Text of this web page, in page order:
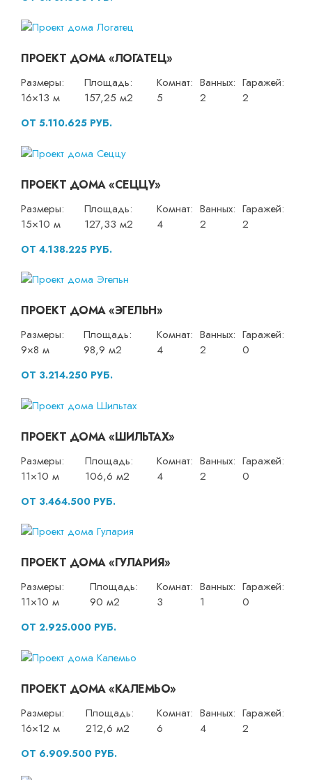
ПРОЕКТ ДОМА «ЛОГАТЕЦ»
Размеры:
16×13 м
Площадь:
157,25 м2
Комнат:
5
Ванных:
2
Гаражей:
2
ОТ 5.110.625 РУБ.
ПРОЕКТ ДОМА «СЕЦЦУ»
Размеры:
15×10 м
Площадь:
127,33 м2
Комнат:
4
Ванных:
2
Гаражей:
2
ОТ 4.138.225 РУБ.
ПРОЕКТ ДОМА «ЭГЕЛЬН»
Размеры:
9×8 м
Площадь:
98,9 м2
Комнат:
4
Ванных:
2
Гаражей:
0
ОТ 3.214.250 РУБ.
ПРОЕКТ ДОМА «ШИЛЬТАХ»
Размеры:
11×10 м
Площадь:
106,6 м2
Комнат:
4
Ванных:
2
Гаражей:
0
ОТ 3.464.500 РУБ.
ПРОЕКТ ДОМА «ГУЛАРИЯ»
Размеры:
11×10 м
Площадь:
90 м2
Комнат:
3
Ванных:
1
Гаражей:
0
ОТ 2.925.000 РУБ.
ПРОЕКТ ДОМА «КАЛЕМЬО»
Размеры:
16×12 м
Площадь:
212,6 м2
Комнат:
6
Ванных:
4
Гаражей:
2
ОТ 6.909.500 РУБ.